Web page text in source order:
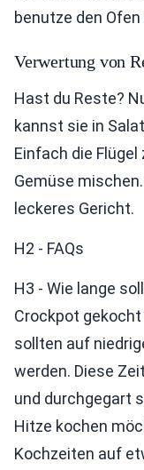
benutze den
Verwertung von
Hast du Reste?
kannst sie in
Einfach die
Gemüse
leckeres Gericht.
H2 - FAQs
H3 - Wie lange
Crockpot
sollten auf
werden. Diese
und durchgegart
Hitze kochen
Kochzeiten auf